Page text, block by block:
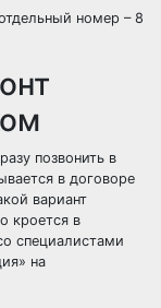
номер – 8
позвонить в
в договоре
вариант
кроется в
специалистами
на